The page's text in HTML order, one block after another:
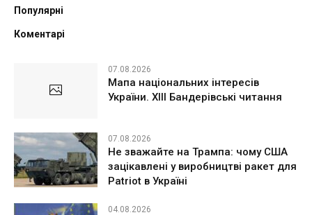
Популярні
Коментарі
07.08.2026
Мапа національних інтересів
України. ХІІІ Бандерівські читання
07.08.2026
Не зважайте на Трампа: чому США
зацікавлені у виробництві ракет для
Patriot в Україні
04.08.2026